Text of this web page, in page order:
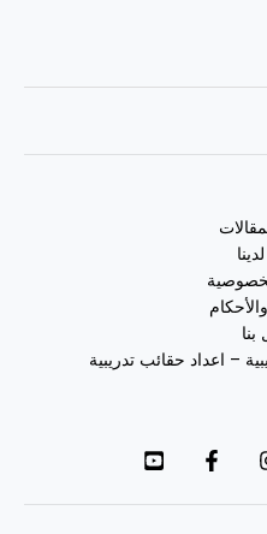
– اعداد حقائب تدريبية